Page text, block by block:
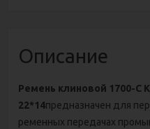
Описание
Ремень клиновой 1700-C
22*14предназначен для
ременных передачах